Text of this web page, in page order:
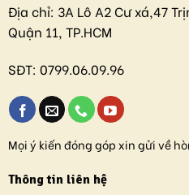
Địa chỉ: 3A Lô A2 Cư xá,47
Quận 11, TP.HCM
SĐT: 0799.06.09.96
Mọi ý kiến đóng góp xin gửi về
Thông tin liên hệ